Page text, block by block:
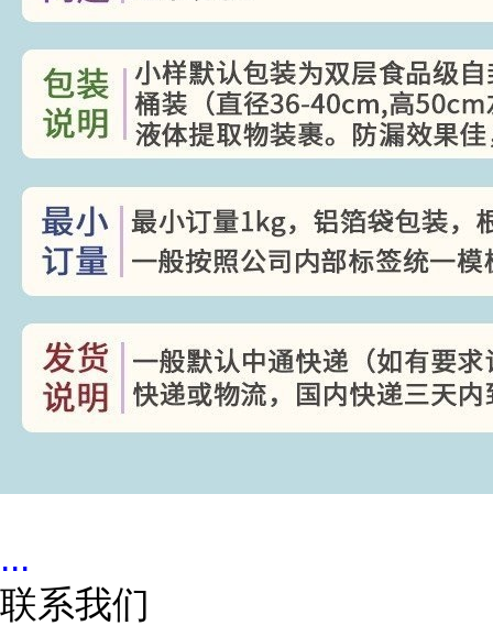
...
联系我们